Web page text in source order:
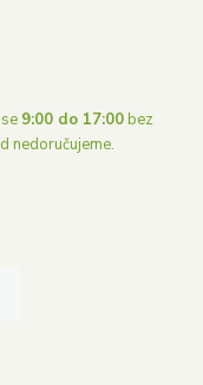
9:00 do 17:00bez
nedoručujeme.